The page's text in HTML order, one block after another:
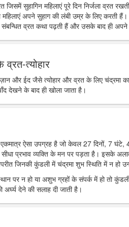
जिसमें सुहागिन महिलाएं पूरे दिन निर्जला व्रत
अपने सुहाग की लंबी उम्र के लिए करती हैं।
व्रत कथा पढ़ती हैं और उसके बाद ही अपने
त्योहार
और ईद जैसे त्योहार और व्रत के लिए चंद्रमा
देखने के बाद ही खोला जाता है।
एकमात्र ऐसा उपग्रह है जो केवल 27 दिनों, 7
सीधा प्रभाव व्यक्ति के मन पर पड़ता है। इसके
जिनकी कुंडली में चंद्रमा शुभ स्थिति में न हो
पर न हो या अशुभ ग्रहों के संपर्क में हो तो
देने की सलाह दी जाती है।